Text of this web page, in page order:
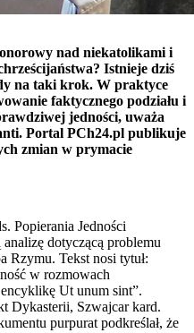
nad niekatolikami i
Istnieje dziś
na taki krok. W praktyce
faktycznego podziału i
jedności, uważa
Portal PCh24.pl publikuje
zmian w prymacie
Popierania Jedności
dotyczącą problemu
Rzymu. Tekst nosi tytuł:
w rozmowach
Ut unum sint”.
Dykasterii, Szwajcar kard.
purpurat podkreślał, że